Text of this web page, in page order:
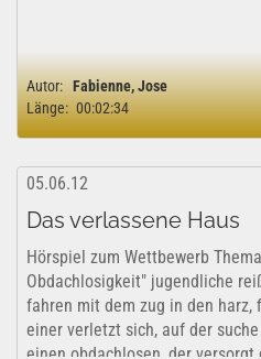
Autor: Fabienne, Jose
Länge: 00:02:34
05.06.12
Das verlassene Haus
Hörspiel zum Wettbewerb
Obdachlosigkeit" jugendliche
fahren mit dem zug in den harz,
einer verletzt sich, auf der
einen obdachlosen, der versorgt